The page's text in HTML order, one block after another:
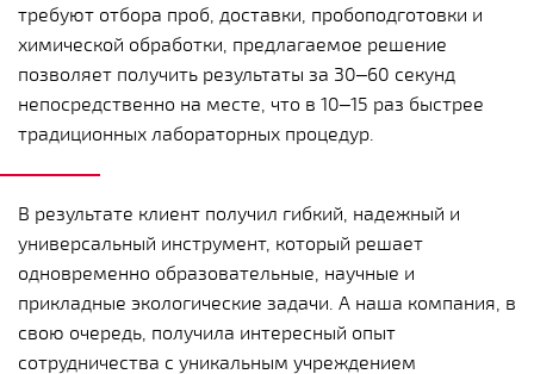
требуют отбора проб, доставки, пробоподготовки и
химической обработки, предлагаемое решение
позволяет получить результаты за 30–60 секунд
непосредственно на месте, что в 10–15 раз быстрее
традиционных лабораторных процедур.
В результате клиент получил гибкий, надежный и
универсальный инструмент, который решает
одновременно образовательные, научные и
прикладные экологические задачи. А наша компания, в
свою очередь, получила интересный опыт
сотрудничества с уникальным учреждением